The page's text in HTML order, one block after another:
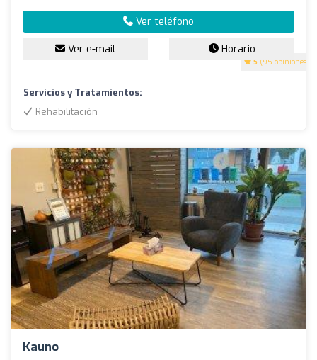
5 (95 opiniones)
Ver teléfono
Ver e-mail Horario
Servicios y Tratamientos:
Rehabilitación
Kauno